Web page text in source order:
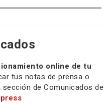
online de tu
tus notas de prensa o
de Comunicados de
press